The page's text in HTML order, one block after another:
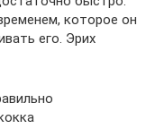
которое он
его. Эрих